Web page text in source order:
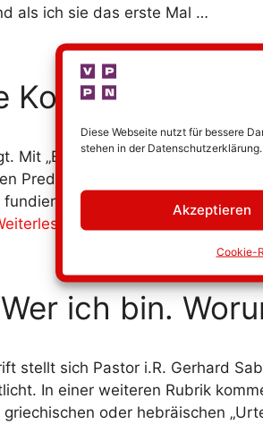
Diese Webseite nutzt für bessere
stehen in der Datenschutzerklärung.
Akzeptieren
Cookie-
als ich sie das erste Mal …
Kommentar für
Mit „Exegese für die Predigt“
Predigttexten werden durch
Basis für haupt- und
…
ich bin.
stellt sich Pastor i.R. Gerhard
In einer weiteren Rubrik
oder hebräischen